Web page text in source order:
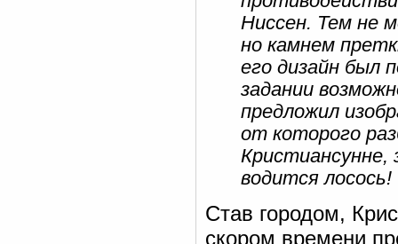
Ниссен. Тем не
но камнем
его дизайн был
задании
предложил
от которого
Кристиансунне,
водится лосось!
Став городом,
скором времени